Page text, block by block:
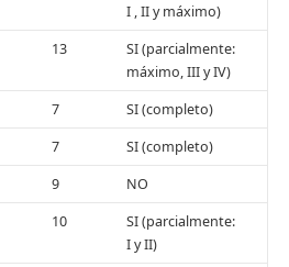
I , II y máximo)
13
SI (parcialmente:
máximo, III y IV)
7
SI (completo)
7
SI (completo)
9
NO
10
SI (parcialmente:
I y II)